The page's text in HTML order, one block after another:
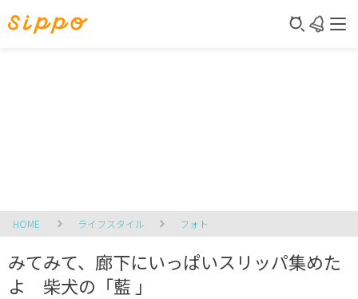
HOME ライフスタイル フォト
みてみて、廊下にいっぱいスリッパ集めた
よ 柴犬の「藍 」